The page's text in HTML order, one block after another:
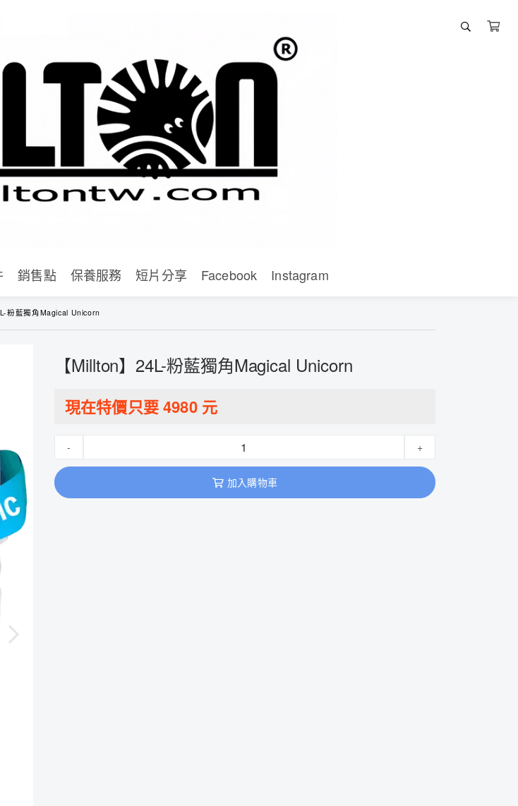
銷售點 保養服務 短片分享 Facebook Instagram
粉藍獨角Magical Unicorn
【Millton】24L-粉藍獨角Magical Unicorn
現在特價只要4980元
- +
加入購物車